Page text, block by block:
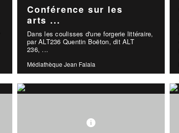
Conférence sur les
arts ...
Dans les coulisses d'une forgerie littéraire,
par ALT236 Quentin Boëton, dit ALT
236, ...
Médiathèque Jean Falala